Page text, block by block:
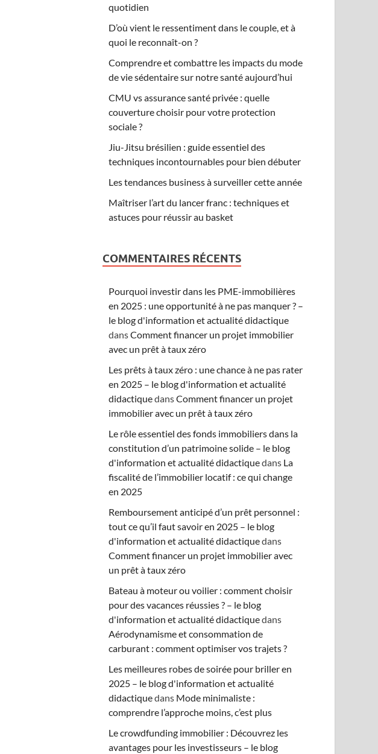
quotidien
D’où vient le ressentiment dans le couple, et à
quoi le reconnaît-on ?
Comprendre et combattre les impacts du mode
de vie sédentaire sur notre santé aujourd’hui
CMU vs assurance santé privée : quelle
couverture choisir pour votre protection
sociale ?
Jiu-Jitsu brésilien : guide essentiel des
techniques incontournables pour bien débuter
Les tendances business à surveiller cette année
Maîtriser l’art du lancer franc : techniques et
astuces pour réussir au basket
COMMENTAIRES RÉCENTS
Pourquoi investir dans les PME-immobilières
en 2025 : une opportunité à ne pas manquer ? –
le blog d'information et actualité didactique
dansComment financer un projet immobilier
avec un prêt à taux zéro
Les prêts à taux zéro : une chance à ne pas rater
en 2025 – le blog d'information et actualité
didactiquedansComment financer un projet
immobilier avec un prêt à taux zéro
Le rôle essentiel des fonds immobiliers dans la
constitution d’un patrimoine solide – le blog
d'information et actualité didactiquedans La
fiscalité de l’immobilier locatif : ce qui change
en 2025
Remboursement anticipé d’un prêt personnel :
tout ce qu’il faut savoir en 2025 – le blog
d'information et actualité didactiquedans
Comment financer un projet immobilier avec
un prêt à taux zéro
Bateau à moteur ou voilier : comment choisir
pour des vacances réussies ? – le blog
d'information et actualité didactiquedans
Aérodynamisme et consommation de
carburant : comment optimiser vos trajets ?
Les meilleures robes de soirée pour briller en
2025 – le blog d'information et actualité
didactiquedans Mode minimaliste :
comprendre l’approche moins, c’est plus
Le crowdfunding immobilier : Découvrez les
avantages pour les investisseurs – le blog